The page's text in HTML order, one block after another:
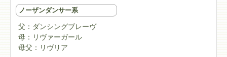
ノーザンダンサー系
父： ダンシングブレーヴ
母： リヴァーガール
母父： リヴリア